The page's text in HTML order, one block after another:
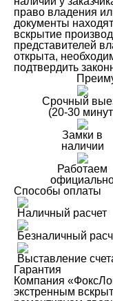
право владения
документы
вскрытие
представителей
открыта,
подтвердить
Срочный
(20-30
Замки в
наличии
Работаем
Способы оплаты
Наличный расчет
Безналичный
Выставление
Гарантия
Компания
экстренным